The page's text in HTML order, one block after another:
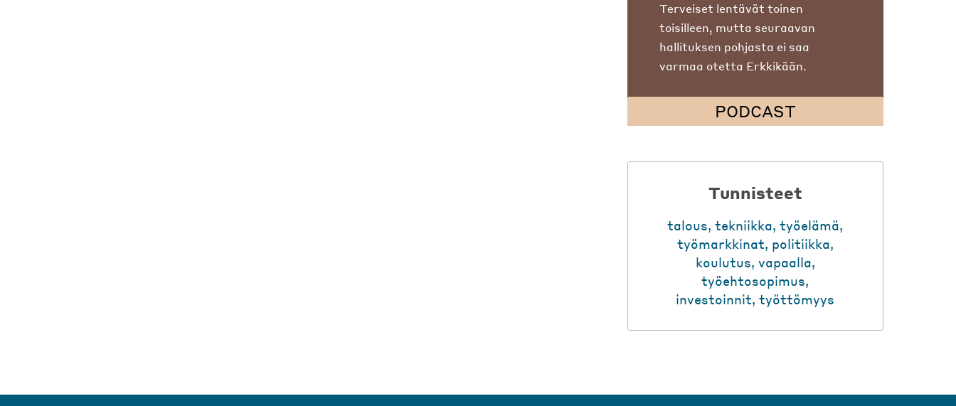
Terveiset lentävät toinen
toisilleen, mutta seuraavan
hallituksen pohjasta ei saa
varmaa otetta Erkkikään.
PODCAST
Tunnisteet
talous,tekniikka,työelämä,
työmarkkinat, politiikka,
koulutus, vapaalla,
työehtosopimus,
investoinnit,työttömyys